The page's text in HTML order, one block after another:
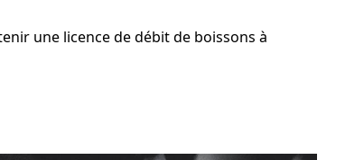
une licence de débit de boissons à